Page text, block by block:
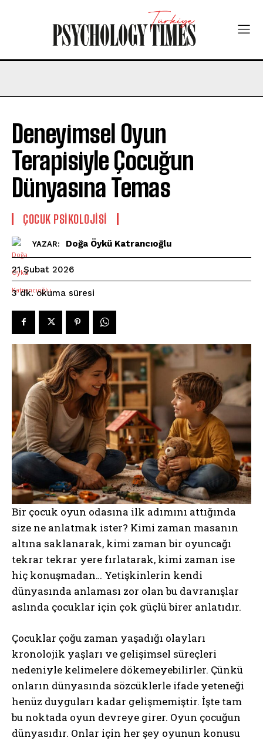
Deneyimsel Oyun
Terapisiyle Çocuğun
Dünyasına Temas
ÇOCUK PSIKOLOJISI
YAZAR: Doğa Öykü Katrancıoğlu
21 Şubat 2026
3dk. okuma süresi
Bir çocuk oyun odasına ilk adımını attığında
size ne anlatmak ister? Kimi zaman masanın
altına saklanarak, kimi zaman bir oyuncağı
tekrar tekrar yere fırlatarak, kimi zaman ise
hiç konuşmadan… Yetişkinlerin kendi
dünyasında anlaması zor olan bu davranışlar
aslında çocuklar için çok güçlü birer anlatıdır.
Çocuklar çoğu zaman yaşadığı olayları
kronolojik yaşları ve gelişimsel süreçleri
nedeniyle kelimelere dökemeyebilirler. Çünkü
onların dünyasında sözcüklerle ifade yeteneği
henüz duyguları kadar gelişmemiştir. İşte tam
bu noktada oyun devreye girer. Oyun çocuğun
dünyasıdır. Onlar için her şey oyunun konusu